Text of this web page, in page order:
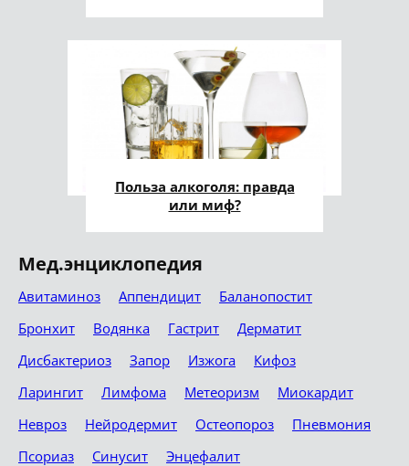
Польза алкоголя: правда
или миф?
Мед.энциклопедия
Авитаминоз Аппендицит
Баланопостит
Бронхит
Водянка Гастрит
Дерматит
Дисбактериоз
Запор Изжога
Кифоз
Ларингит
Лимфома Метеоризм
Миокардит
Невроз
Нейродермит Остеопороз
Пневмония
Псориаз
Синусит Энцефалит